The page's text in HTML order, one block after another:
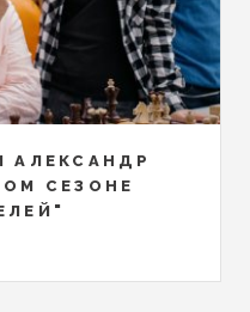
АЛЕКСАНДР
СЕЗОНЕ